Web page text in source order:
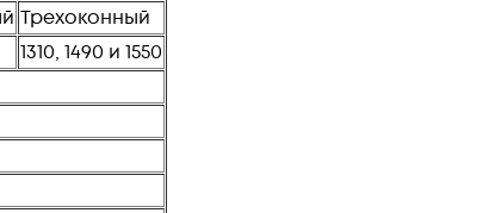
Трехоконный
1310, 1490 и 1550